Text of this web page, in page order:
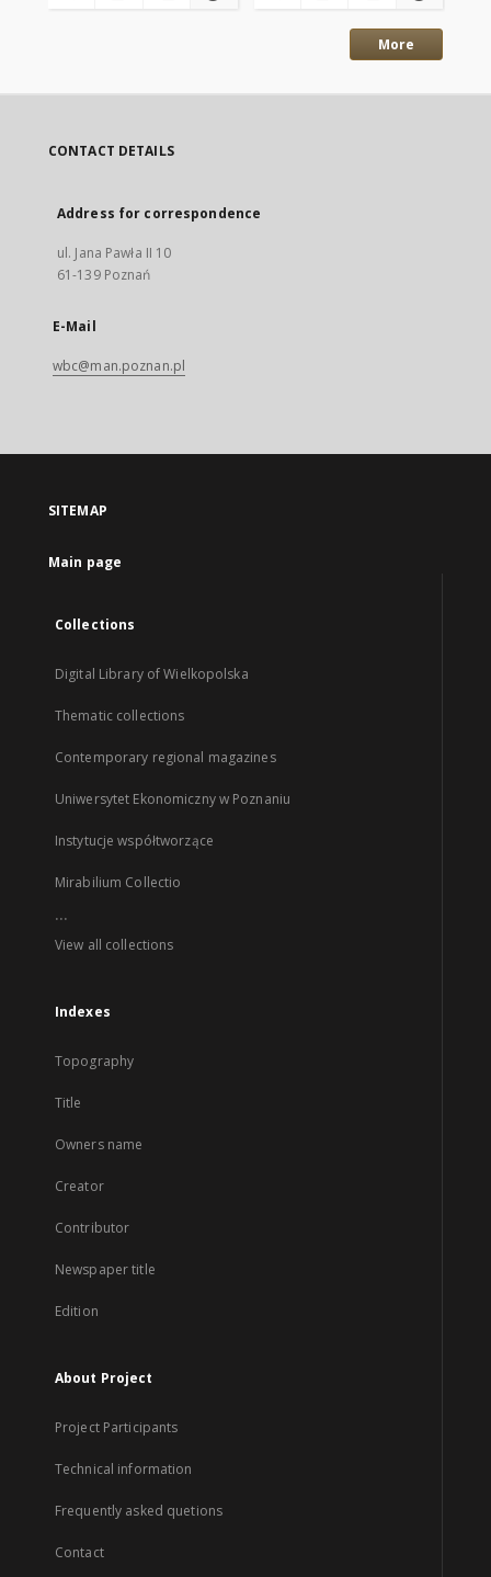
More
CONTACT DETAILS
Address for correspondence
ul. Jana Pawła II 10
61-139 Poznań
E-Mail
wbc@man.poznan.pl
SITEMAP
Main page
Collections
Digital Library of Wielkopolska
Thematic collections
Contemporary regional magazines
Uniwersytet Ekonomiczny w Poznaniu
Instytucje współtworzące
Mirabilium Collectio
...
View all collections
Indexes
Topography
Title
Owners name
Creator
Contributor
Newspaper title
Edition
About Project
Project Participants
Technical information
Frequently asked quetions
Contact